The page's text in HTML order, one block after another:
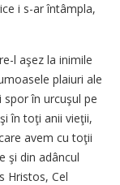
i s-ar întâmpla,
l aşez la inimile
plaiuri ale
în urcuşul pe
în toţi anii vieţii,
avem cu toţii
şi din adâncul
Hristos, Cel